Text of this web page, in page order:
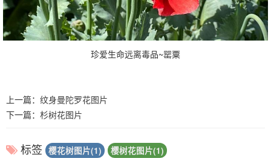
珍爱生命远离毒品~罂粟
上一篇： 纹身曼陀罗花图片
下一篇： 杉树花图片
标签 樱花树图片(1) 樱树花图片(1)